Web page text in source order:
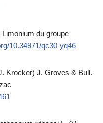
du groupe
10.34971/qc30-yq46
Krocker) J. Groves & Bull.-